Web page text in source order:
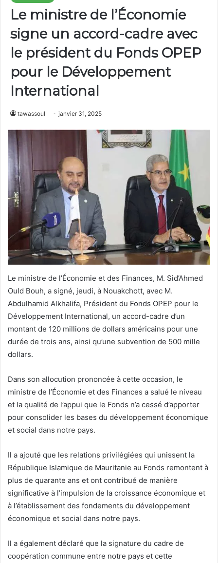
Le ministre de l’Économie
signe un accord-cadre avec
le président du Fonds OPEP
pour le Développement
International
tawassoul janvier 31, 2025
Le ministre de l’Économie et des Finances, M. Sid’Ahmed
Ould Bouh, a signé, jeudi, à Nouakchott, avec M.
Abdulhamid Alkhalifa, Président du Fonds OPEP pour le
Développement International, un accord-cadre d’un
montant de 120 millions de dollars américains pour une
durée de trois ans, ainsi qu’une subvention de 500 mille
dollars.
Dans son allocution prononcée à cette occasion, le
ministre de l’Économie et des Finances a salué le niveau
et la qualité de l’appui que le Fonds n’a cessé d’apporter
pour consolider les bases du développement économique
et social dans notre pays.
Il a ajouté que les relations privilégiées qui unissent la
République Islamique de Mauritanie au Fonds remontent à
plus de quarante ans et ont contribué de manière
significative à l’impulsion de la croissance économique et
à l’établissement des fondements du développement
économique et social dans notre pays.
Il a également déclaré que la signature du cadre de
coopération commune entre notre pays et cette